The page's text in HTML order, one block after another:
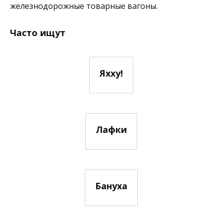
железнодорожные товарные вагоны.
Часто ищут
Яхху!
Лафки
Бануха